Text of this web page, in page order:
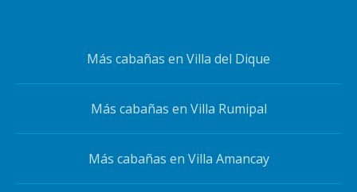
Más cabañas en Villa del Dique
Más cabañas en Villa Rumipal
Más cabañas en Villa Amancay